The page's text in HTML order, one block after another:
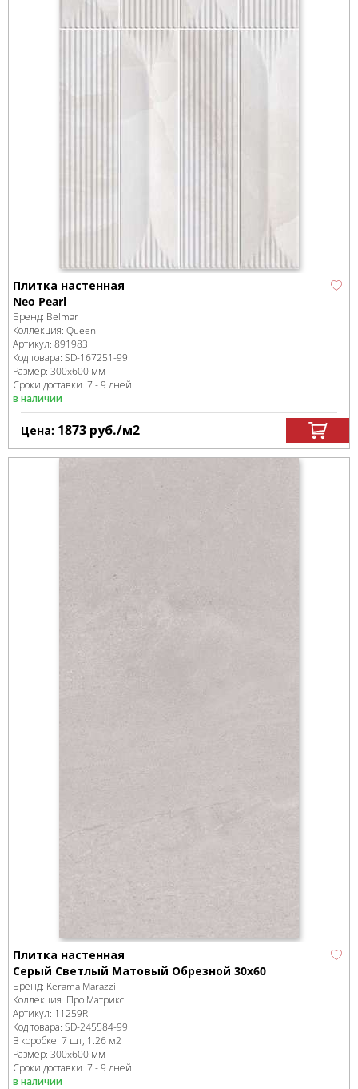
Плитка настенная
Neo Pearl
Бренд: Belmar
Коллекция: Queen
Артикул: 891983
Код товара: SD-167251-99
Размер: 300x600 мм
Сроки доставки: 7 - 9 дней
в наличии
Цена: 1873 руб./м2
Плитка настенная
Серый Светлый Матовый Обрезной 30х60
Бренд: Kerama Marazzi
Коллекция: Про Матрикс
Артикул: 11259R
Код товара: SD-245584-99
В коробке: 7 шт, 1.26 м2
Размер: 300x600 мм
Сроки доставки: 7 - 9 дней
в наличии